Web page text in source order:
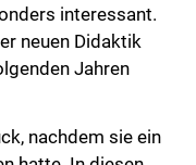
interessant.
neuen Didaktik
Jahren
nachdem sie ein